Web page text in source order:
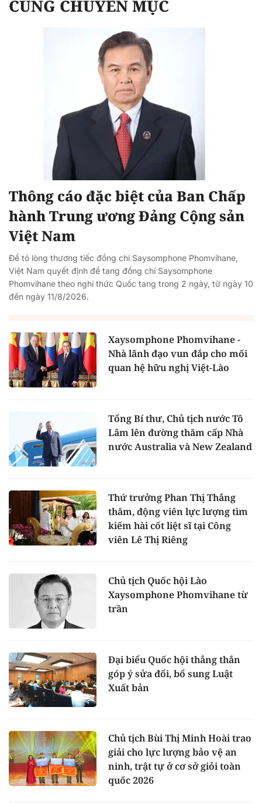
CÙNG CHUYÊN MỤC
Thông cáo đặc biệt của Ban Chấp
hành Trung ương Đảng Cộng sản
Việt Nam
Để tỏ lòng thương tiếc đồng chí Saysomphone Phomvihane,
Việt Nam quyết định để tang đồng chí Saysomphone
Phomvihane theo nghi thức Quốc tang trong 2 ngày, từ ngày 10
đến ngày 11/8/2026.
Xaysomphone Phomvihane -
Nhà lãnh đạo vun đắp cho mối
quan hệ hữu nghị Việt-Lào
Tổng Bí thư, Chủ tịch nước Tô
Lâm lên đường thăm cấp Nhà
nước Australia và New Zealand
Thứ trưởng Phan Thị Thắng
thăm, động viên lực lượng tìm
kiếm hài cốt liệt sĩ tại Công
viên Lê Thị Riêng
Chủ tịch Quốc hội Lào
Xaysomphone Phomvihane từ
trần
Đại biểu Quốc hội thẳng thắn
góp ý sửa đổi, bổ sung Luật
Xuất bản
Chủ tịch Bùi Thị Minh Hoài trao
giải cho lực lượng bảo vệ an
ninh, trật tự ở cơ sở giỏi toàn
quốc 2026